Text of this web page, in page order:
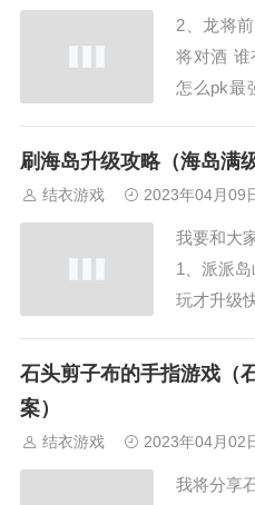
子，先
净，...
2、龙将
将对酒 谁
怎么pk最
拳10%出
前，你的
刷海岛升级攻略（海岛满
结衣游戏 2023年04月09
我要和大
1、派派
玩才升级
怎么升级
们就用特
升级的...
石头剪子布的手指游戏（
案）
结衣游戏 2023年04月02
我将分享